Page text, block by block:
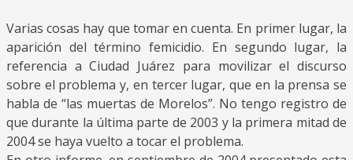
Varias cosas hay que tomar en cuenta. En primer lugar, la
aparición del término femicidio. En segundo lugar, la
referencia a Ciudad Juárez para movilizar el discurso
sobre el problema y, en tercer lugar, que en la prensa se
habla de “las muertas de Morelos”. No tengo registro de
que durante la última parte de 2003 y la primera mitad de
2004 se haya vuelto a tocar el problema.